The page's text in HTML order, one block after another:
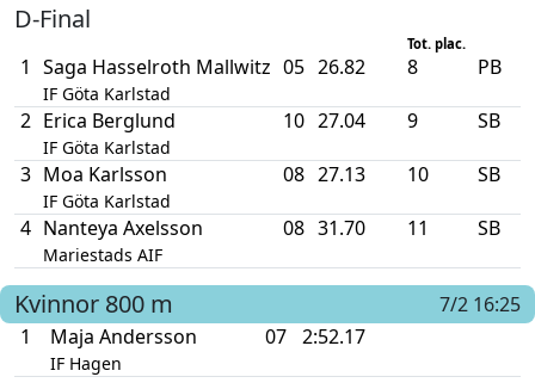
D-Final
Tot. plac.
1 Saga Hasselroth Mallwitz
IF Göta Karlstad
05 26.82 8 PB
2 Erica Berglund
IF Göta Karlstad
10 27.04 9 SB
3 Moa Karlsson
IF Göta Karlstad
08 27.13 10 SB
4 Nanteya Axelsson
Mariestads AIF
08 31.70 11 SB
Kvinnor 800 m
7/2 16:25
1
Maja Andersson
IF Hagen
07 2:52.17